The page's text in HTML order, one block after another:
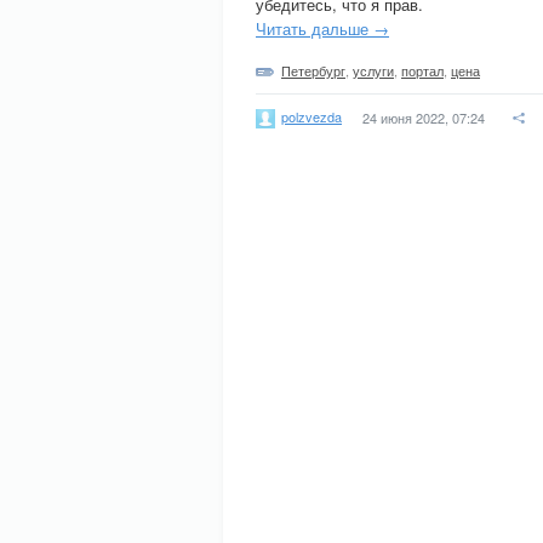
Читать дальше →
Петербург услуги портал цена
polzvezda 24 июня 2022, 07:24